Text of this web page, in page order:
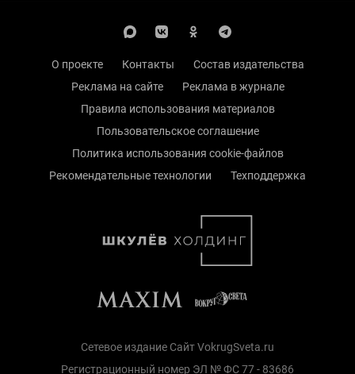
О проекте Контакты
Состав издательства
Реклама на сайте
Реклама в журнале
Правила использования материалов
Пользовательское соглашение
Политика использования cookie-файлов
Рекомендательные технологии
Техподдержка
Сетевое издание Сайт VokrugSveta.ru
Регистрационный номер ЭЛ № ФС 77 - 83686